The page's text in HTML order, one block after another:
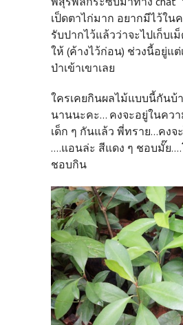
เป็ดตาไก่มาก อยากมีไว้ใน
รับปากไว้แล้วว่าจะไปเก็บ
ให้ (ค้างไว้ก่อน) ช่วงนี้อยู่แต่
ป่าเข้าเขาเลย
ใครเคยกินผลไม้แบบนี้กันบ้
นานนะคะ... คงจะอยู่ในคว
เด็ก ๆ กันแล้ว พี่ทราย...คงจ
....แอนล่ะ สีแดง ๆ ชอบมั๊ย
ชอบกิน